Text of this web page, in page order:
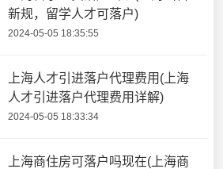
新规，留学人才可落户)
2024-05-05 18:35:55
上海人才引进落户代理费用(上海
人才引进落户代理费用详解)
2024-05-05 18:33:34
上海商住房可落户吗现在(上海商